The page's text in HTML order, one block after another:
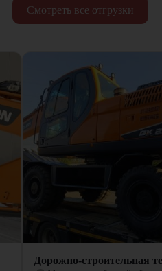
Смотреть все отгрузки
Дорожно-строительная